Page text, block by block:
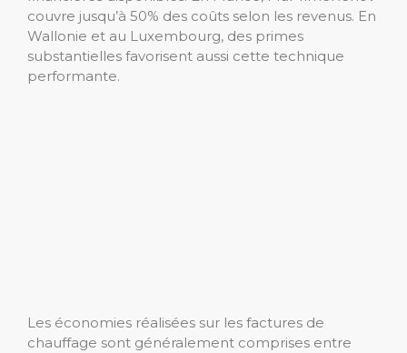
couvre jusqu’à 50% des coûts selon les revenus. En
Wallonie et au Luxembourg, des primes
substantielles favorisent aussi cette technique
performante.
Les économies réalisées sur les factures de
chauffage sont généralement comprises entre